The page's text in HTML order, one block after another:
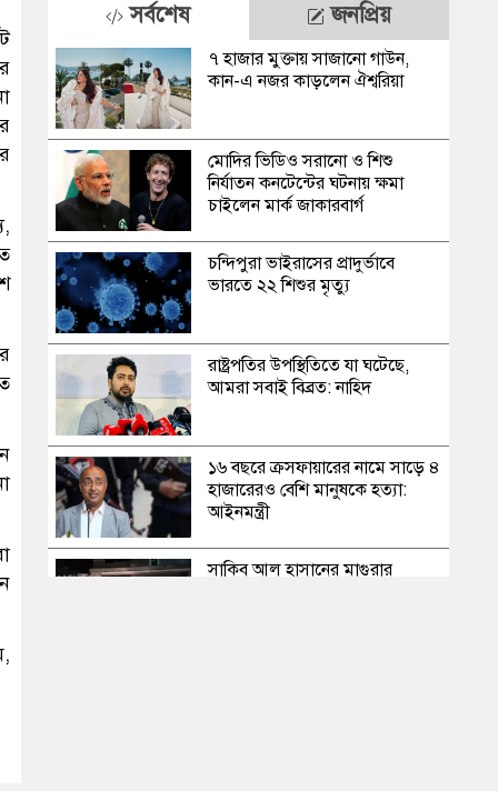
সর্বশেষ জনপ্রিয়
৭ হাজার মুক্তায় সাজানো গাউন,
কান-এ নজর কাড়লেন ঐশ্বরিয়া
মোদির ভিডিও সরানো ও শিশু
নির্যাতন কনটেন্টের ঘটনায় ক্ষমা
চাইলেন মার্ক জাকারবার্গ
চন্দিপুরা ভাইরাসের প্রাদুর্ভাবে
ভারতে ২২ শিশুর মৃত্যু
রাষ্ট্রপতির উপস্থিতিতে যা ঘটেছে,
আমরা সবাই বিব্রত: নাহিদ
১৬ বছরে ক্রসফায়ারের নামে সাড়ে ৪
হাজারেরও বেশি মানুষকে হত্যা:
আইনমন্ত্রী
সাকিব আল হাসানের মাগুরার